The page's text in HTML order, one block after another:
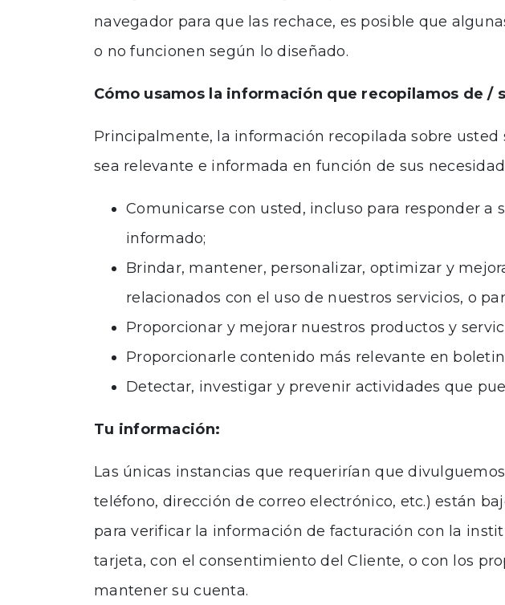
navegador para que las rechace, es posible que
o no funcionen según lo diseñado.
Cómo usamos la información que recopilamos de /
Principalmente, la información recopilada sobre
sea relevante e informada en función de sus
Comunicarse con usted, incluso para responder
informado;
Brindar, mantener, personalizar, optimizar y
relacionados con el uso de nuestros servicios, o
Proporcionar y mejorar nuestros productos y
Proporcionarle contenido más relevante en
Detectar, investigar y prevenir actividades que
Tu información:
Las únicas instancias que requerirían que
teléfono, dirección de correo electrónico, etc.) están
para verificar la información de facturación con la
tarjeta, con el consentimiento del Cliente, o con los
mantener su cuenta.